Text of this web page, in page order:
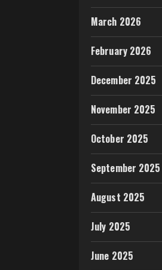
March 2026
February 2026
December 2025
November 2025
October 2025
September 2025
August 2025
July 2025
June 2025